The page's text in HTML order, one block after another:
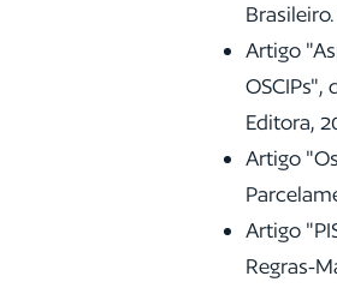
Artigo
OSCIPs",
Editora,
Artigo
Artigo
Regras-